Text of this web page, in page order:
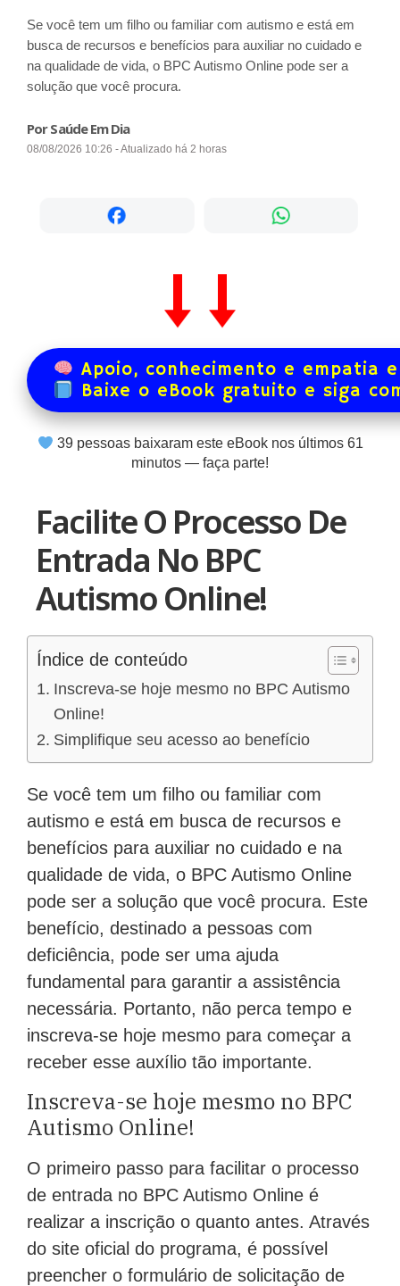
Se você tem um filho ou familiar com autismo e está em
busca de recursos e benefícios para auxiliar no cuidado e
na qualidade de vida, o BPC Autismo Online pode ser a
solução que você procura.
Por Saúde Em Dia
08/08/2026 10:26 - Atualizado há 2 horas
Apoio, conhecimento e empatia
Baixe o eBook gratuito e siga
39pessoas baixaram este eBook nos últimos 61
minutos — faça parte!
Facilite O Processo De
Entrada No BPC
Autismo Online!
Índice de conteúdo
Inscreva-se hoje mesmo no BPC Autismo
Online!
Simplifique seu acesso ao benefício
Se você tem um filho ou familiar com
autismo e está em busca de recursos e
benefícios para auxiliar no cuidado e na
qualidade de vida, o BPC Autismo Online
pode ser a solução que você procura. Este
benefício, destinado a pessoas com
deficiência, pode ser uma ajuda
fundamental para garantir a assistência
necessária. Portanto, não perca tempo e
inscreva-se hoje mesmo para começar a
receber esse auxílio tão importante.
Inscreva-se hoje mesmo no BPC
Autismo Online!
O primeiro passo para facilitar o processo
de entrada no BPC Autismo Online é
realizar a inscrição o quanto antes. Através
do site oficial do programa, é possível
preencher o formulário de solicitação de